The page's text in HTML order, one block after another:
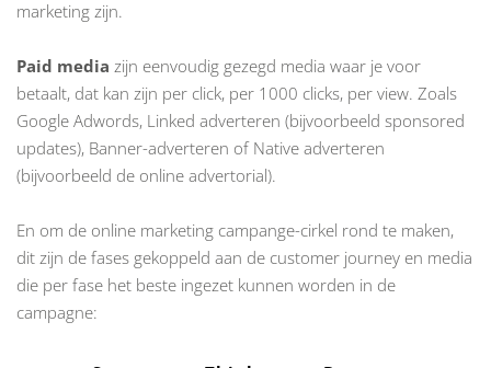
marketing zijn.
Paid media zijn eenvoudig gezegd media waar je voor
betaalt, dat kan zijn per click, per 1000 clicks, per view. Zoals
Google Adwords, Linked adverteren (bijvoorbeeld sponsored
updates), Banner-adverteren of Native adverteren
(bijvoorbeeld de online advertorial).
En om de online marketing campange-cirkel rond te maken,
dit zijn de fases gekoppeld aan de customer journey en media
die per fase het beste ingezet kunnen worden in de
campagne: